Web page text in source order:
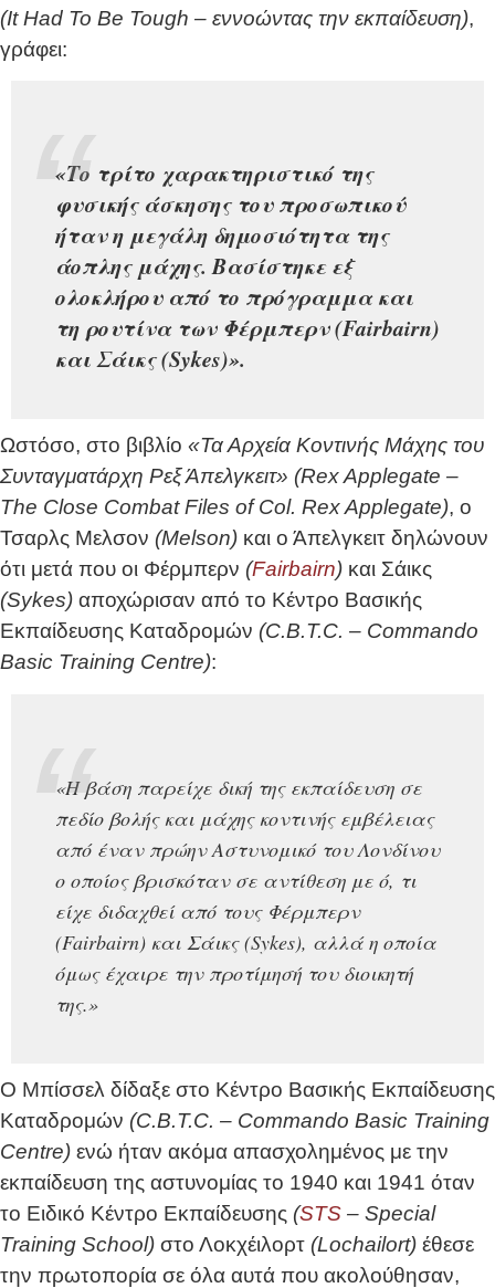
(It Had To Be Tough – εννοώντας την εκπαίδευση),
γράφει:
«Το τρίτο χαρακτηριστικό της
φυσικής άσκησης του προσωπικού
ήταν η μεγάλη δημοσιότητα της
άοπλης μάχης. Βασίστηκε εξ
ολοκλήρου από το πρόγραμμα και
τη ρουτίνα των Φέρμπερν (Fairbairn)
και Σάικς (Sykes)».
Ωστόσο, στο βιβλίο «Τα Αρχεία Κοντινής Μάχης του
Συνταγματάρχη Ρεξ Άπελγκειτ» (Rex Applegate –
The Close Combat Files of Col. Rex Applegate), ο
Τσαρλς Μελσον (Melson) και ο Άπελγκειτ δηλώνουν
ότι μετά που οι Φέρμπερν (Fairbairn) και Σάικς
(Sykes) αποχώρισαν από το Κέντρο Βασικής
Εκπαίδευσης Καταδρομών (C.B.T.C. – Commando
Basic Training Centre):
«Η βάση παρείχε δική της εκπαίδευση σε
πεδίο βολής και μάχης κοντινής εμβέλειας
από έναν πρώην Αστυνομικό του Λονδίνου
ο οποίος βρισκόταν σε αντίθεση με ό, τι
είχε διδαχθεί από τους Φέρμπερν
(Fairbairn) και Σάικς (Sykes), αλλά η οποία
όμως έχαιρε την προτίμησή του διοικητή
της.»
Ο Μπίσσελ δίδαξε στο Κέντρο Βασικής Εκπαίδευσης
Καταδρομών (C.B.T.C. – Commando Basic Training
Centre) ενώ ήταν ακόμα απασχολημένος με την
εκπαίδευση της αστυνομίας το 1940 και 1941 όταν
το Ειδικό Κέντρο Εκπαίδευσης (STS – Special
Training School) στο Λοκχέιλορτ (Lochailort) έθεσε
την πρωτοπορία σε όλα αυτά που ακολούθησαν,